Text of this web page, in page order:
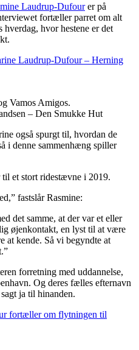
Laudrup-Dufourer på
fortæller parret om alt
hvor hestene er det
Laudrup-Dufour – Herning
Vamos Amigos.
– Den Smukke Hut
også spurgt til, hvordan de
i denne sammenhæng spiller
et stort ridestævne i 2019.
fastslår Rasmine:
det samme, at der var et eller
øjenkontakt, en lyst til at være
at kende. Så vi begyndte at
forretning med uddannelse,
Og deres fælles efternavn
ja til hinanden.
fortæller om flytningen til